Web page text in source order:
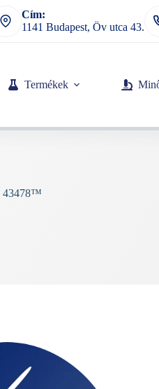
Cím:
1141 Budapest, Öv utca 43.
Termékek
43478™